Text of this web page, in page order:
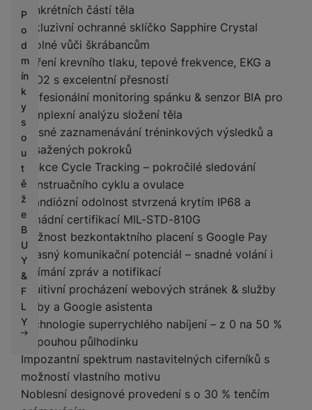
P
o
d
m
ín
k
y
s
o
u
t
ě
ž
e
B
U
Y
&
F
L
Y
konkrétních částí těla
Exkluzivní ochranné sklíčko Sapphire Crystal
odolné vůči škrábancům
Měření krevního tlaku, tepové frekvence, EKG a
SpO2 s excelentní přesností
Profesionální monitoring spánku & senzor BIA pro
komplexní analýzu složení těla
Přesné zaznamenávání tréninkových výsledků a
dosažených pokroků
Funkce Cycle Tracking – pokročilé sledování
menstruačního cyklu a ovulace
Grandiózní odolnost stvrzená krytím IP68 a
armádní certifikací MIL-STD-810G
Možnost bezkontaktního placení s Google Pay
Úžasný komunikační potenciál – snadné volání i
přijímání zpráv a notifikací
Intuitivní procházení webových stránek & služby
Bixby a Google asistenta
Technologie superrychlého nabíjení – z 0 na 50 %
za pouhou půlhodinku
Impozantní spektrum nastavitelných ciferníků s
možností vlastního motivu
Noblesní designové provedení s o 30 % tenčím